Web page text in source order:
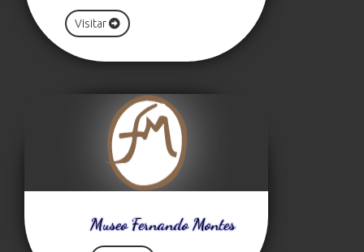
Visitar
Museo Fernando Montes